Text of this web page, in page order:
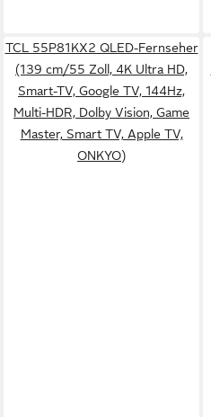
TCL 55P81KX2 QLED-Fernseher
(139 cm/55 Zoll, 4K Ultra HD,
Smart-TV, Google TV, 144Hz,
Multi-HDR, Dolby Vision, Game
Master, Smart TV, Apple TV,
ONKYO)